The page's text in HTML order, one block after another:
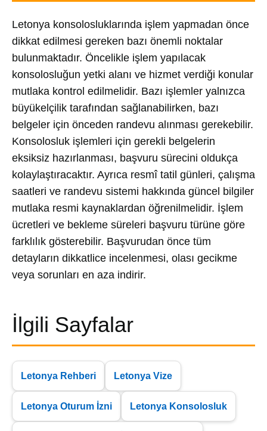
Letonya konsolosluklarında işlem yapmadan önce
dikkat edilmesi gereken bazı önemli noktalar
bulunmaktadır. Öncelikle işlem yapılacak
konsolosluğun yetki alanı ve hizmet verdiği konular
mutlaka kontrol edilmelidir. Bazı işlemler yalnızca
büyükelçilik tarafından sağlanabilirken, bazı
belgeler için önceden randevu alınması gerekebilir.
Konsolosluk işlemleri için gerekli belgelerin
eksiksiz hazırlanması, başvuru sürecini oldukça
kolaylaştıracaktır. Ayrıca resmî tatil günleri, çalışma
saatleri ve randevu sistemi hakkında güncel bilgiler
mutlaka resmi kaynaklardan öğrenilmelidir. İşlem
ücretleri ve bekleme süreleri başvuru türüne göre
farklılık gösterebilir. Başvurudan önce tüm
detayların dikkatlice incelenmesi, olası gecikme
veya sorunları en aza indirir.
İlgili Sayfalar
Letonya Rehberi Letonya Vize
Letonya Oturum İzni Letonya Konsolosluk